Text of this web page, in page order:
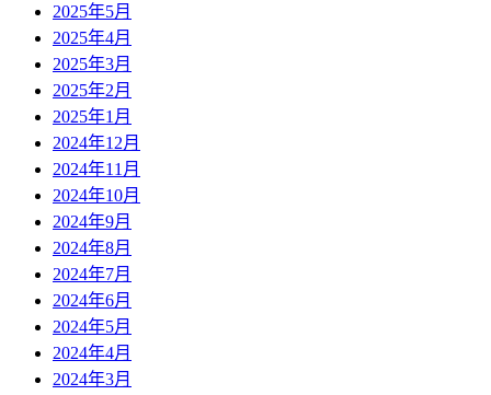
2025年5月
2025年4月
2025年3月
2025年2月
2025年1月
2024年12月
2024年11月
2024年10月
2024年9月
2024年8月
2024年7月
2024年6月
2024年5月
2024年4月
2024年3月